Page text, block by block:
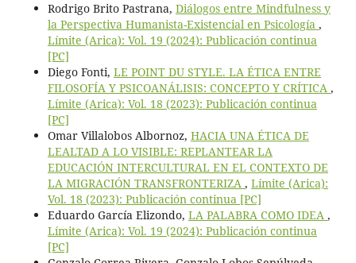
Rodrigo Brito Pastrana, Diálogos entre Mindfulness y
la Perspectiva Humanista-Existencial en Psicología ,
Límite (Arica): Vol. 19 (2024): Publicación continua
[PC]
Diego Fonti, LE POINT DU STYLE. LA ÉTICA ENTRE
FILOSOFÍA Y PSICOANÁLISIS: CONCEPTO Y CRÍTICA ,
Límite (Arica): Vol. 18 (2023): Publicación continua
[PC]
Omar Villalobos Albornoz, HACIA UNA ÉTICA DE
LEALTAD A LO VISIBLE: REPLANTEAR LA
EDUCACIÓN INTERCULTURAL EN EL CONTEXTO DE
LA MIGRACIÓN TRANSFRONTERIZA , Límite (Arica):
Vol. 18 (2023): Publicación continua [PC]
Eduardo García Elizondo, LA PALABRA COMO IDEA ,
Límite (Arica): Vol. 19 (2024): Publicación continua
[PC]